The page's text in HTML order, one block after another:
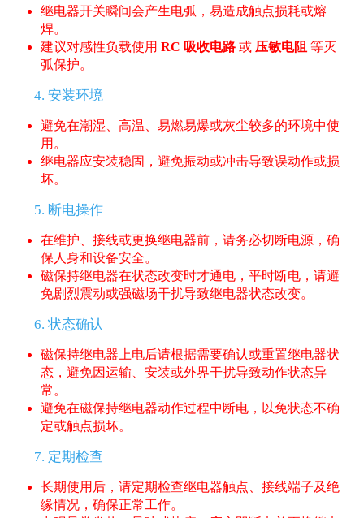
继电器开关瞬间会产生电弧，易造成触点损耗或熔
焊。
建议对感性负载使用 RC 吸收电路或 压敏电阻 等灭
弧保护。
4. 安装环境
避免在潮湿、高温、易燃易爆或灰尘较多的环境中使
用。
继电器应安装稳固，避免振动或冲击导致误动作或损
坏。
5. 断电操作
在维护、接线或更换继电器前，请务必切断电源，确
保人身和设备安全。
磁保持继电器在状态改变时才通电，平时断电，请避
免剧烈震动或强磁场干扰导致继电器状态改变。
6. 状态确认
磁保持继电器上电后请根据需要确认或重置继电器状
态，避免因运输、安装或外界干扰导致动作状态异
常。
避免在磁保持继电器动作过程中断电，以免状态不确
定或触点损坏。
7. 定期检查
长期使用后，请定期检查继电器触点、接线端子及绝
缘情况，确保正常工作。